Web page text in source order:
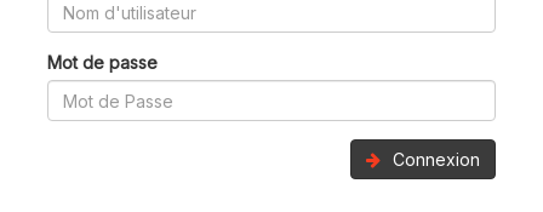
Mot de passe
Connexion